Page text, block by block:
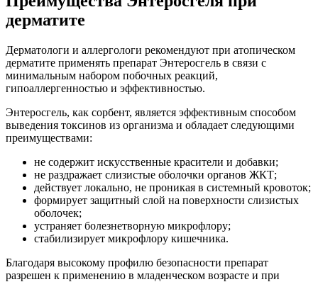
дерматите
Дерматологи и аллергологи рекомендуют при атопическом
дерматите применять препарат Энтеросгель в связи с
минимальным набором побочных реакций,
гипоаллергенностью и эффективностью.
Энтеросгель, как сорбент, является эффективным способом
выведения токсинов из организма и обладает следующими
преимуществами:
не содержит искусственные красители и добавки;
не раздражает слизистые оболочки органов ЖКТ;
действует локально, не проникая в системный кровоток;
формирует защитный слой на поверхности слизистых
оболочек;
устраняет болезнетворную микрофлору;
стабилизирует микрофлору кишечника.
Благодаря высокому профилю безопасности препарат
разрешен к применению в младенческом возрасте и при